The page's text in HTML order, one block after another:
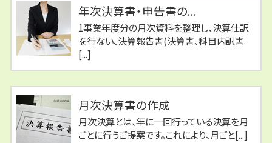
年次決算書・申告書の...
1事業年度分の月次資料を整理し、決算仕訳
を行ない、決算報告書(決算書、科目内訳書
[...]
月次決算書の作成
月次決算とは、年に一回行っている決算を月
ごとに行うご提案です。これにより、月ごと[...]